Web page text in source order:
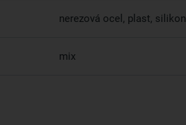
nerezová ocel, plast, silikon
mix